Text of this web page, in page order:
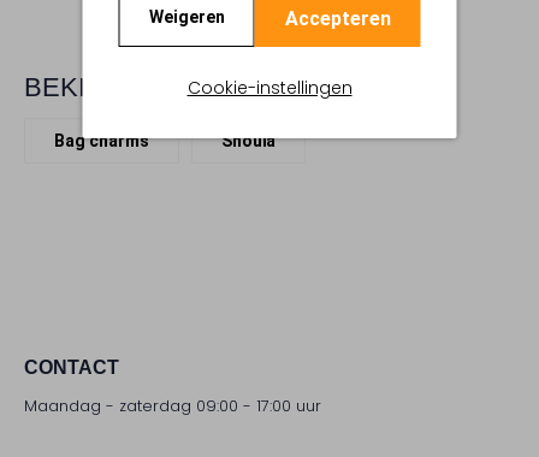
Weigeren Accepteren
Cookie-instellingen
BEKIJK MEER
Bag charms Shouïa
CONTACT
Maandag - zaterdag 09:00 - 17:00 uur